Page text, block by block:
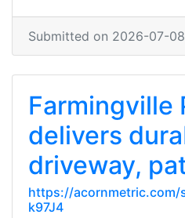
Submitted on 2026-07-08
Farmingville
delivers
driveway,
https://acornmetric.com/
k97J4